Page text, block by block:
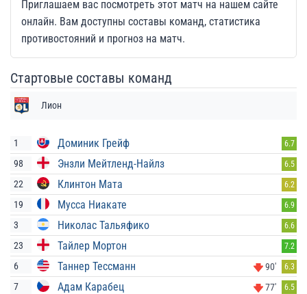
Приглашаем вас посмотреть этот матч на нашем сайте
онлайн. Вам доступны составы команд, статистика
противостояний и прогноз на матч.
Стартовые составы команд
Лион
1 Доминик Грейф 6.7
98 Энзли Мейтленд-Найлз 6.5
22 Клинтон Мата 6.2
19 Мусса Ниакате 6.9
3 Николас Тальяфико 6.6
23 Тайлер Мортон 7.2
6 Таннер Тессманн 90' 6.3
7 Адам Карабец 77' 6.5